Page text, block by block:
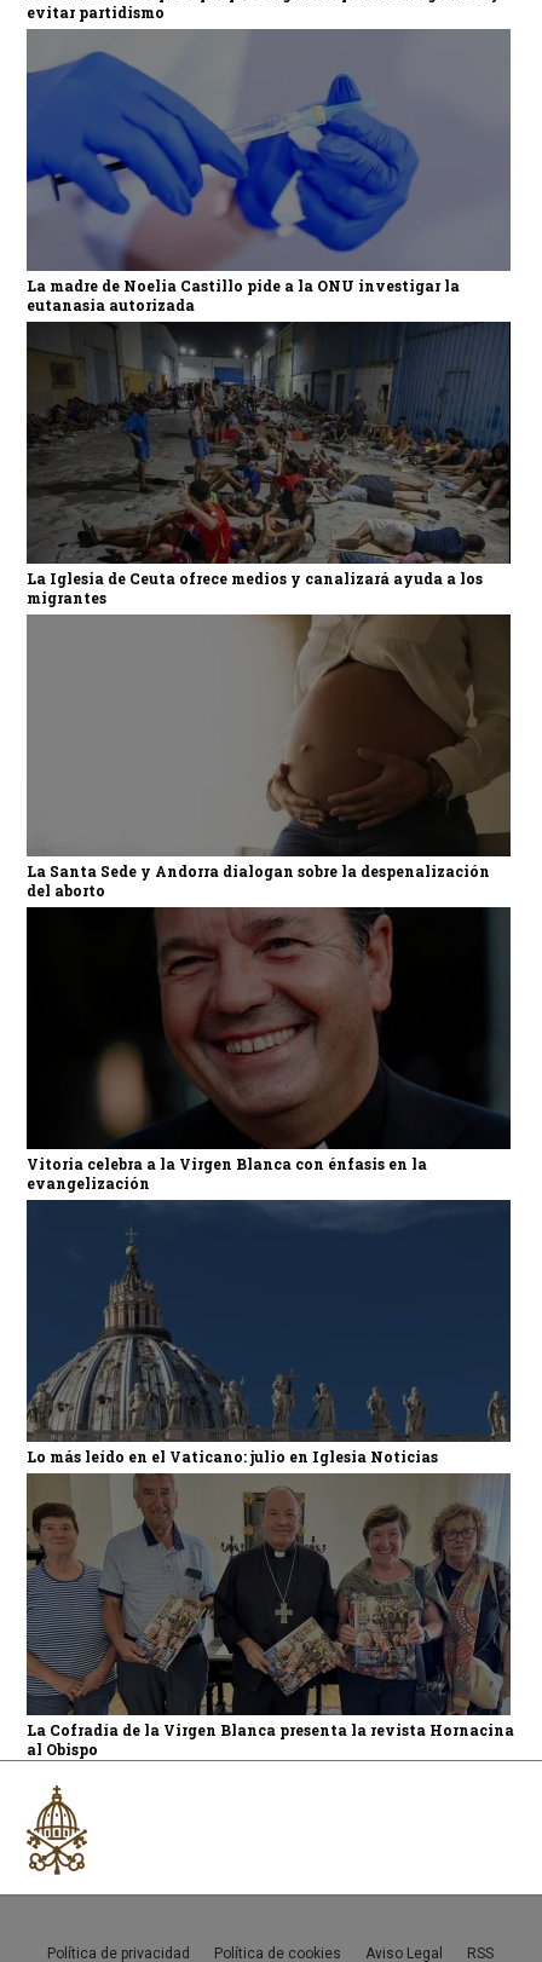
evitar partidismo
La madre de Noelia Castillo pide a la ONU investigar la
eutanasia autorizada
La Iglesia de Ceuta ofrece medios y canalizará ayuda a los
migrantes
La Santa Sede y Andorra dialogan sobre la despenalización
del aborto
Vitoria celebra a la Virgen Blanca con énfasis en la
evangelización
Lo más leído en el Vaticano: julio en Iglesia Noticias
La Cofradía de la Virgen Blanca presenta la revista Hornacina
al Obispo
Política de privacidad Política de cookies Aviso Legal RSS